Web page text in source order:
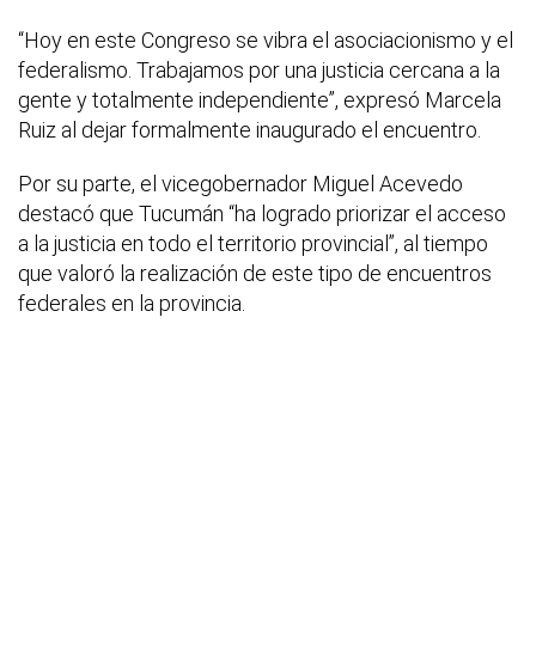
“Hoy en este Congreso se vibra el asociacionismo y el
federalismo. Trabajamos por una justicia cercana a la
gente y totalmente independiente”, expresó Marcela
Ruiz al dejar formalmente inaugurado el encuentro.
Por su parte, el vicegobernador Miguel Acevedo
destacó que Tucumán “ha logrado priorizar el acceso
a la justicia en todo el territorio provincial”, al tiempo
que valoró la realización de este tipo de encuentros
federales en la provincia.